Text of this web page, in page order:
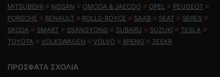
MITSUBISHI # NISSAN # OMODA & JAECOO # OPEL # PEUGEOT #
PORSCHE # RENAULT # ROLLS-ROYCE # SAAB # SEAT # SERES #
SKODA # SMART # SSANGYONG # SUBARU # SUZUKI # TESLA #
TOYOTA # VOLKSWAGEN # VOLVO # XPENG # ZEEKR
ΠΡΟΣΦΑΤΑ ΣΧΟΛΙΑ